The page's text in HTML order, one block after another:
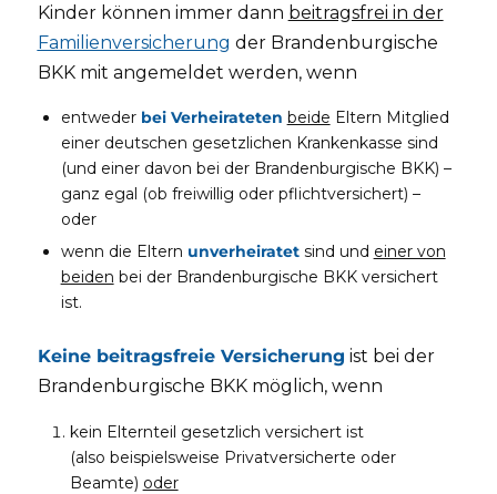
Kinder können immer dann beitragsfrei in der
Familienversicherung der Brandenburgische
BKK mit angemeldet werden, wenn
entweder bei Verheirateten beide Eltern Mitglied
einer deutschen gesetzlichen Krankenkasse sind
(und einer davon bei der Brandenburgische BKK) –
ganz egal (ob freiwillig oder pflichtversichert) –
oder
wenn die Eltern unverheiratetsind und einer von
beiden bei der Brandenburgische BKK versichert
ist.
Keine beitragsfreie Versicherung ist bei der
Brandenburgische BKK möglich, wenn
kein Elternteil gesetzlich versichert ist
(also beispielsweise Privatversicherte oder
Beamte) oder